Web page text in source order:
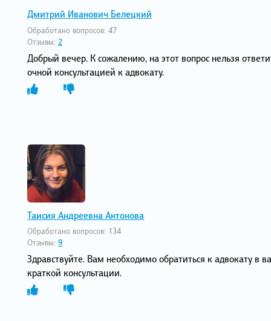
Дмитрий Иванович Белецкий
Обработано вопросов: 47
Отзывы: 2
Добрый вечер. К сожалению, на этот вопрос нельзя
очной консультацией к адвокату.
Таисия Андреевна Антонова
Обработано вопросов: 134
Отзывы: 9
Здравствуйте. Вам необходимо обратиться к адвокату
краткой консультации.